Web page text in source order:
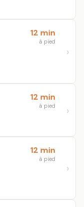
12 min
à pied
12 min
à pied
12 min
à pied